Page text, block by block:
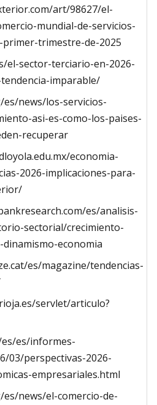
art/98627/el-
mundial-de-servicios-
trimestre-de-2025
el-sector-terciario-en-2026-
imparable/
news/los-servicios-
asi-es-como-los-paises-
recuperar
economia-
2026-implicaciones-para-
es/analisis-
sectorial/crecimiento-
economia
es/magazine/tendencias-
servlet/articulo?
es/informes-
03/perspectivas-2026-
empresariales.html
news/el-comercio-de-